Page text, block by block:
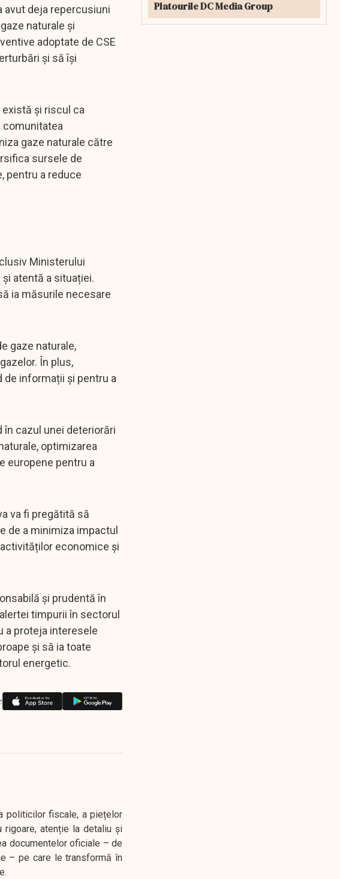
deja repercusiuni
naturale și
adoptate de CSE
și să își
și riscul ca
comunitatea
gaze naturale către
sursele de
pentru a reduce
Ministerului
atentă a situației.
ia măsurile necesare
gaze naturale,
În plus,
de informații și pentru a
cazul unei deteriorări
optimizarea
europene pentru a
va fi pregătită să
de a minimiza impactul
economice și
și prudentă în
timpurii în sectorul
a proteja interesele
și să ia toate
energetic.
politicilor fiscale, a piețelor
rigoare, atenție la detaliu și
documentelor oficiale – de
– pe care le transformă în
Platourile DC Media Group